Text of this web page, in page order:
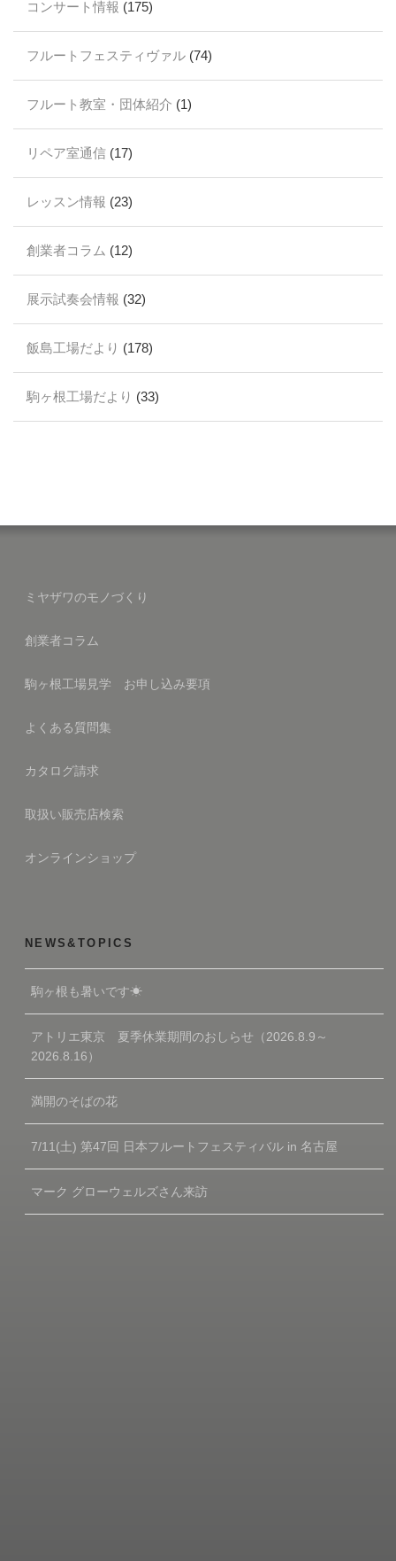
コンサート情報 (175)
フルートフェスティヴァル (74)
フルート教室・団体紹介 (1)
リペア室通信 (17)
レッスン情報 (23)
創業者コラム (12)
展示試奏会情報 (32)
飯島工場だより (178)
駒ヶ根工場だより (33)
ミヤザワのモノづくり
創業者コラム
駒ヶ根工場見学 お申し込み要項
よくある質問集
カタログ請求
取扱い販売店検索
オンラインショップ
NEWS&TOPICS
駒ヶ根も暑いです☀
アトリエ東京 夏季休業期間のおしらせ（2026.8.9～
2026.8.16）
満開のそばの花
7/11(土) 第47回 日本フルートフェスティバル in 名古屋
マーク グローウェルズさん来訪